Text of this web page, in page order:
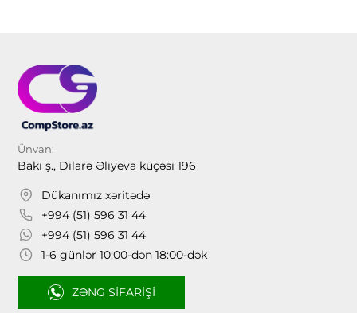
Ünvan:
Bakı ş., Dilarə Əliyeva küçəsi 196
Dükanımız xəritədə
+994 (51) 596 31 44
+994 (51) 596 31 44
1-6 günlər 10:00-dən 18:00-dək
ZƏNG SIFARIŞI